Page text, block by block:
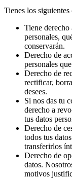
Tienes los siguientes
Tiene derecho
personales,
conservarán.
Derecho de
personales
Derecho de
rectificar,
desees.
Si nos das tu
derecho a
tus datos
Derecho de
todos tus
transferirlos
Derecho de
datos.
motivos